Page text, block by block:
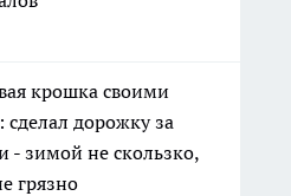
крошка своими
сделал дорожку за
- зимой не скользко,
грязно